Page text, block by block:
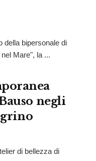
della bipersonale di
Mare", la ...
negli
di bellezza di